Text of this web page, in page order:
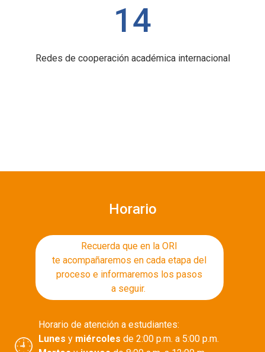
14
Redes de cooperación académica internacional
Horario
Recuerda que en la ORI
te acompañaremos en cada etapa del
proceso e informaremos los pasos
a seguir.
Horario de atención a estudiantes:
Lunes y miércoles de 2:00 p.m. a 5:00 p.m.